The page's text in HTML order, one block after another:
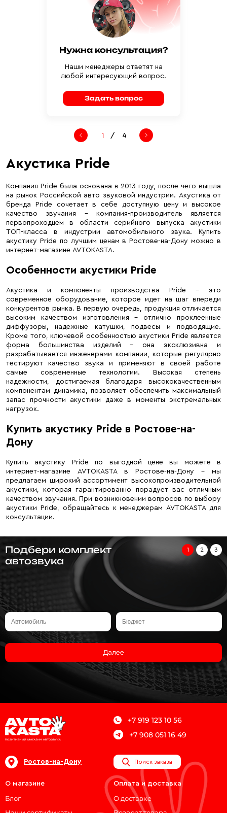
Нужна консультация?
Наши менеджеры ответят на
любой интересующий вопрос.
Задать вопрос
/ 4
Акустика Pride
Компания Pride была основана в 2013 году, после чего вышла
на рынок Российской авто звуковой индустрии. Акустика от
бренда Pride сочетает в себе доступную цену и высокое
качество звучания – компания-производитель является
первопроходцем в области серийного выпуска акустики
ТОП-класса в индустрии автомобильного звука. Купить
акустику Pride по лучшим ценам в Ростове-на-Дону можно в
интернет-магазине AVTOKASTA.
Особенности акустики Pride
Акустика и компоненты производства Pride – это
современное оборудование, которое идет на шаг впереди
конкурентов рынка. В первую очередь, продукция отличается
высоким качеством изготовления – отлично проклеенные
диффузоры, надежные катушки, подвесы и подводящие.
Кроме того, ключевой особенностью акустики Pride является
форма большинства изделий – она эксклюзивна и
разрабатывается инженерами компании, которые регулярно
тестируют качество звука и применяют в своей работе
самые современные технологии. Высокая степень
надежности, достигаемая благодаря высококачественным
компонентам динамика, позволяет обеспечить максимальный
запас прочности акустики даже в моменты экстремальных
нагрузок.
Купить акустику Pride в Ростове-на-
Дону
Купить акустику Pride по выгодной цене вы можете в
интернет-магазине AVTOKASTA в Ростове-на-Дону – мы
предлагаем широкий ассортимент высокопроизводительной
акустики, которая гарантированно порадует вас отличным
качеством звучания. При возникновении вопросов по выбору
акустики Pride, обращайтесь к менеджерам AVTOKASTA для
консультации.
Подбери комплект
автозвука
1 2 3
Далее
+7 919 123 10 56
+7 908 051 16 49
Ростов-на-Дону Поиск заказа
О магазине
Блог
Оплата и доставка
О доставке